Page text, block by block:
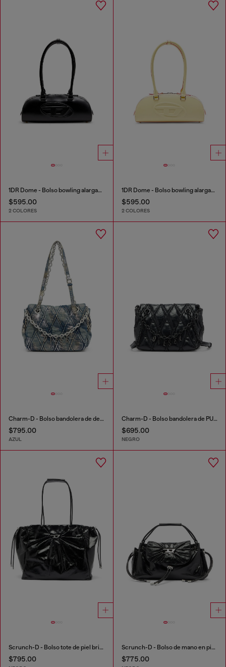
1DR Dome - Bolso bowling alargado en piel
$595.00
2 COLORES
1DR Dome - Bolso bowling alargado en piel
$595.00
2 COLORES
Charm-D - Bolso bandolera de denim con acabado metálico
$795.00
AZUL
Charm-D - Bolso bandolera de PU acolchado brillante
$695.00
NEGRO
Scrunch-D - Bolso tote de piel brillante arrugada
$795.00
Scrunch-D - Bolso de mano en piel brillante arrugada
$775.00